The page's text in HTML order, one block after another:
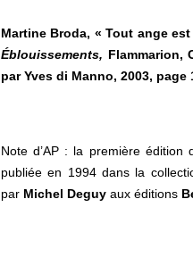
Martine Broda, « Tout ange
Éblouissements, Flammarion,
par Yves di Manno, 2003, page
Note d’AP : la première édition
publiée en 1994 dans la
par Michel Deguy aux éditions